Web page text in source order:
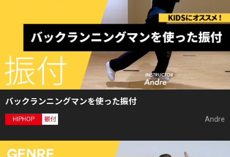
バックランニングマンを使った振付
HIPHOP 振付 Andre